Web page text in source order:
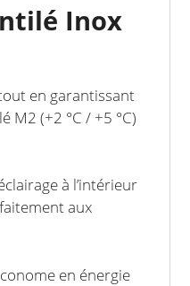
Inox
en garantissant
M2 (+2 °C / +5 °C)
à l’intérieur
aux
en énergie